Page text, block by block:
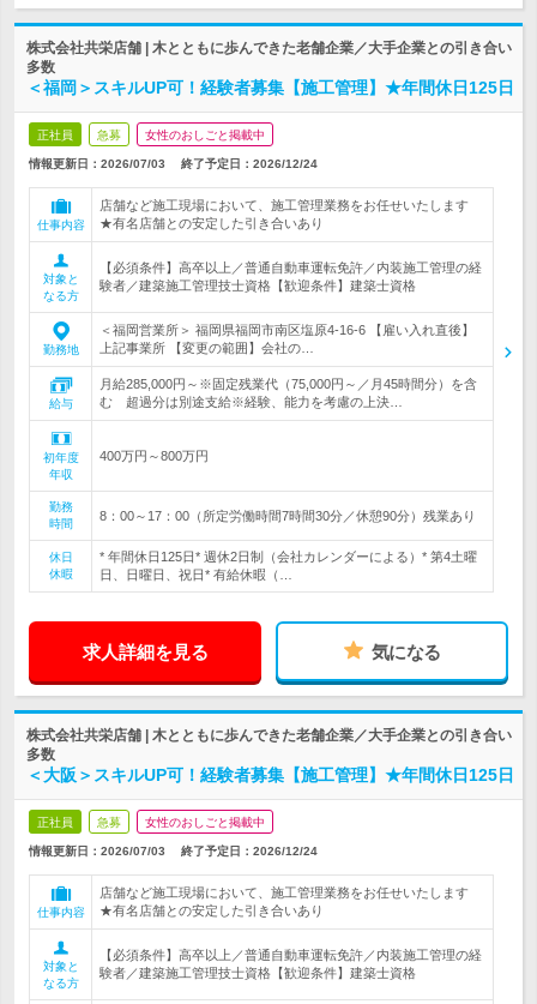
株式会社共栄店舗 | 木とともに歩んできた老舗企業／大手企業との引き合い
多数
＜福岡＞スキルUP可！経験者募集【施工管理】★年間休日125日
正社員 急募 女性のおしごと掲載中
情報更新日：2026/07/03 終了予定日： 2026/12/24
仕事内容
店舗など施工現場において、施工管理業務をお任せいたします
★有名店舗との安定した引き合いあり
対象と
なる方
【必須条件】高卒以上／普通自動車運転免許／内装施工管理の経
験者／建築施工管理技士資格【歓迎条件】建築士資格
勤務地
＜福岡営業所＞ 福岡県福岡市南区塩原4-16-6 【雇い入れ直後】
上記事業所 【変更の範囲】会社の…
給与
月給285,000円～※固定残業代（75,000円～／月45時間分）を含
む 超過分は別途支給※経験、能力を考慮の上決…
初年度
年収
400万円～800万円
勤務
時間
8：00～17：00（所定労働時間7時間30分／休憩90分）残業あり
休日
休暇
* 年間休日125日* 週休2日制（会社カレンダーによる）* 第4土曜
日、日曜日、祝日* 有給休暇（…
求人詳細を見る 気になる
株式会社共栄店舗 | 木とともに歩んできた老舗企業／大手企業との引き合い
多数
＜大阪＞スキルUP可！経験者募集【施工管理】★年間休日125日
正社員 急募 女性のおしごと掲載中
情報更新日：2026/07/03 終了予定日： 2026/12/24
仕事内容
店舗など施工現場において、施工管理業務をお任せいたします
★有名店舗との安定した引き合いあり
対象と
なる方
【必須条件】高卒以上／普通自動車運転免許／内装施工管理の経
験者／建築施工管理技士資格【歓迎条件】建築士資格